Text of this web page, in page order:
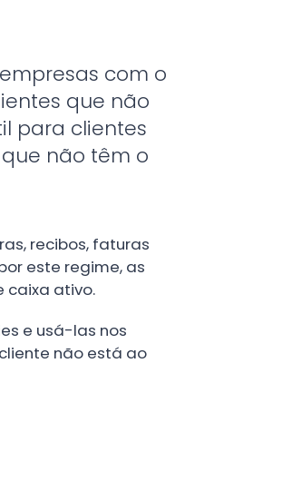
com o
que não
para clientes
não têm o
recibos, faturas
este regime, as
caixa ativo.
e usá-las nos
não está ao